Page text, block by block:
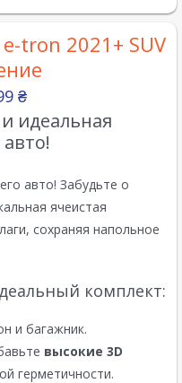
tron 2021+ SUV
₴
идеальная
авто! Забудьте о
ячеистая
сохраняя напольное
комплект:
и багажник.
высокие 3D
герметичности.